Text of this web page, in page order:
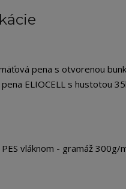
pena s otvorenou
ELIOCELL s hustotou
vláknom - gramáž 300g/